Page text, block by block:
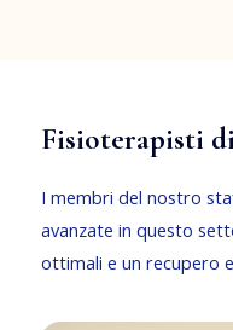
Fisioterapisti
I membri del nostro
avanzate in questo
ottimali e un recupero